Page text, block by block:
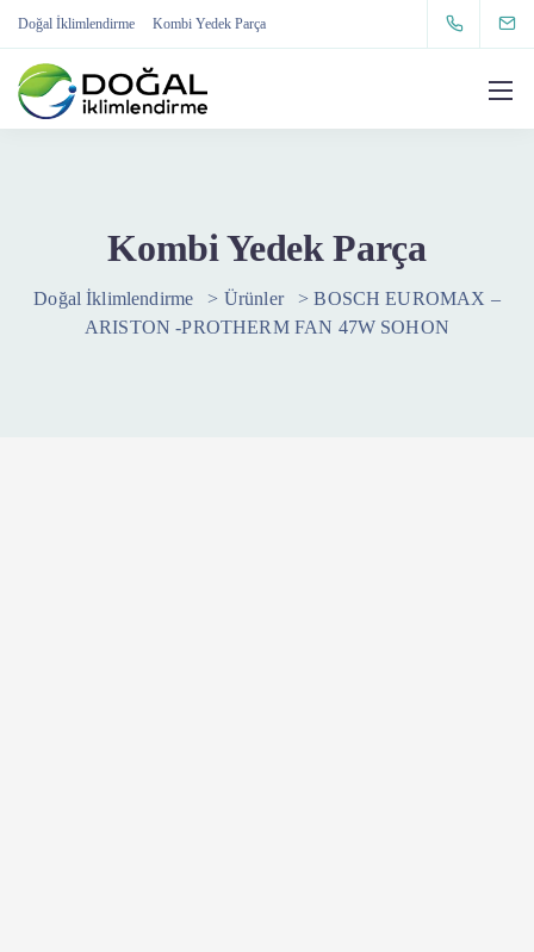
Doğal İklimlendirme Kombi Yedek Parça
Kombi Yedek Parça
Doğal İklimlendirme > Ürünler >BOSCH EUROMAX –
ARISTON -PROTHERM FAN 47W SOHON